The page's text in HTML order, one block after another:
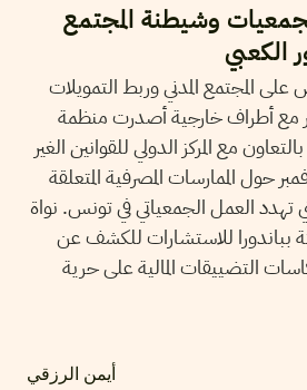
وشيطنة المجتمع
الكعبي
المجتمع المدني وربط التمويلات
مع أطراف خارجية أصدرت منظمة
مع المركز الدولي للقوانين الغير
دراسة في 22 نوفمبر حول الممارسات المصرفية المتعلقة
تهدد العمل الجمعياتي في تونس. نواة
بباندورا للاستشارات للكشف عن
التضييقات المالية على حرية
أيمن الرزقي